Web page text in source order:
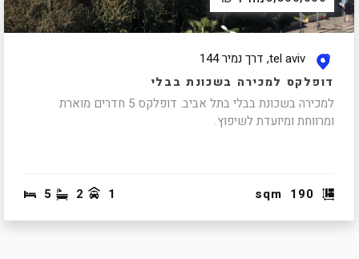
דופלקס למכירה בשכונת בבלי
למכירה בשכונת בבלי בתל אביב. דופלקס 5 חדרים מוארת
ומרווחת ומיועדת לשיפוץ.
sqm 190
5 2 1